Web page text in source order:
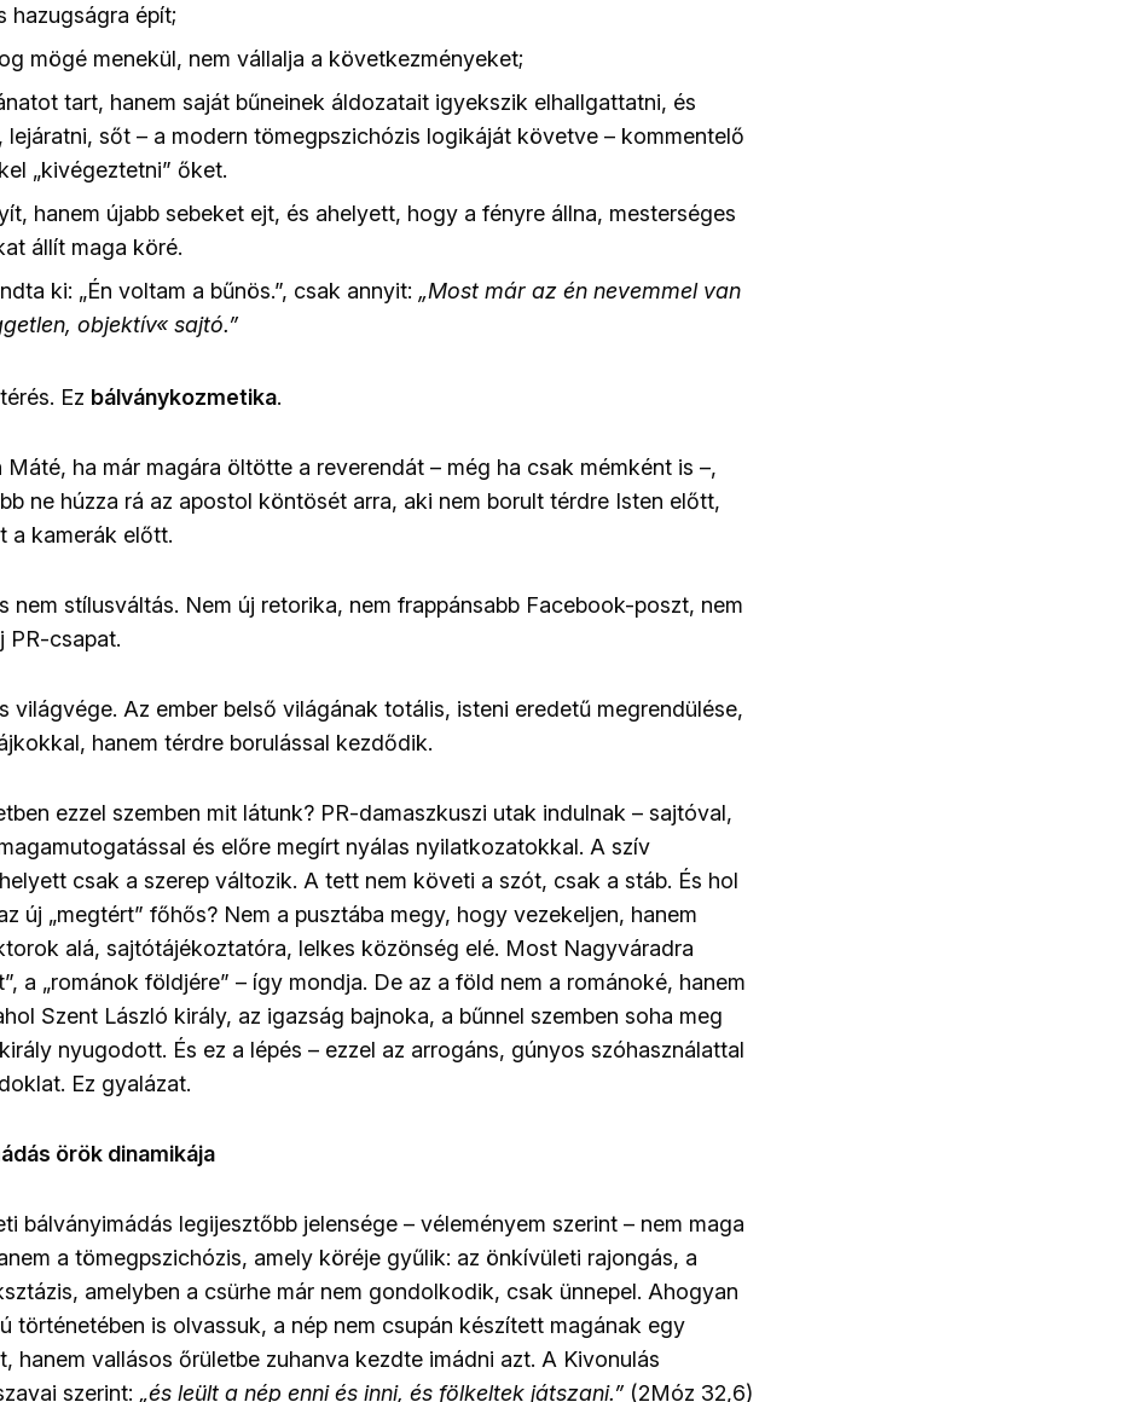
hazugságra épít;
mögé menekül, nem vállalja a következményeket;
tart, hanem saját bűneinek áldozatait igyekszik elhallgattatni, és
lejáratni, sőt – a modern tömegpszichózis logikáját követve – kommentelő
„kivégeztetni” őket.
hanem újabb sebeket ejt, és ahelyett, hogy a fényre állna, mesterséges
állít maga köré.
ki: „Én voltam a bűnös.”, csak annyit: „Most már az én nevemmel van
objektív« sajtó.”
Ez bálványkozmetika.
Máté, ha már magára öltötte a reverendát – még ha csak mémként is –,
ne húzza rá az apostol köntösét arra, aki nem borult térdre Isten előtt,
a kamerák előtt.
nem stílusváltás. Nem új retorika, nem frappánsabb Facebook-poszt, nem
PR-csapat.
világvége. Az ember belső világának totális, isteni eredetű megrendülése,
hanem térdre borulással kezdődik.
ezzel szemben mit látunk? PR-damaszkuszi utak indulnak – sajtóval,
és előre megírt nyálas nyilatkozatokkal. A szív
csak a szerep változik. A tett nem követi a szót, csak a stáb. És hol
új „megtért” főhős? Nem a pusztába megy, hogy vezekeljen, hanem
alá, sajtótájékoztatóra, lelkes közönség elé. Most Nagyváradra
a „románok földjére” – így mondja. De az a föld nem a románoké, hanem
Szent László király, az igazság bajnoka, a bűnnel szemben soha meg
nyugodott. És ez a lépés – ezzel az arrogáns, gúnyos szóhasználattal
Ez gyalázat.
örök dinamikája
bálványimádás legijesztőbb jelensége – véleményem szerint – nem maga
a tömegpszichózis, amely köréje gyűlik: az önkívületi rajongás, a
amelyben a csürhe már nem gondolkodik, csak ünnepel. Ahogyan
történetében is olvassuk, a nép nem csupán készített magának egy
hanem vallásos őrületbe zuhanva kezdte imádni azt. A Kivonulás
szerint: „és leült a nép enni és inni, és fölkeltek játszani.” (2Móz 32,6)